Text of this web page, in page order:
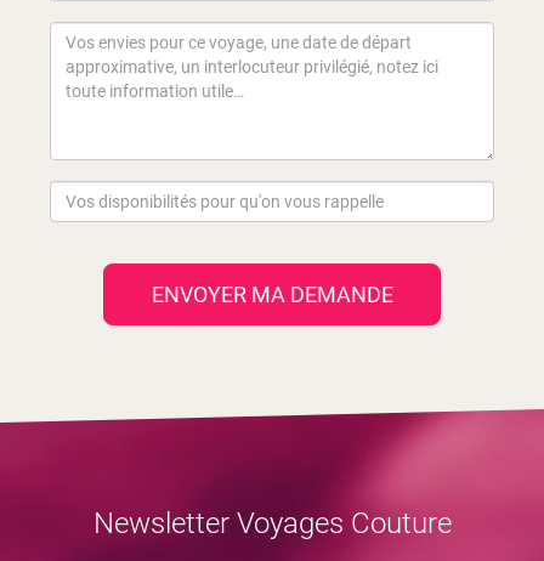
ENVOYER MA DEMANDE
Newsletter Voyages Couture